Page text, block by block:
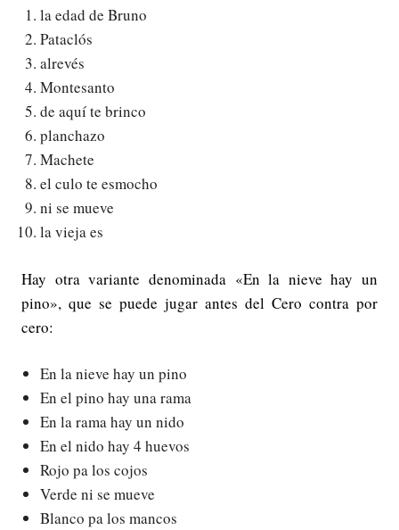
la edad de Bruno
Pataclós
alrevés
Montesanto
de aquí te brinco
planchazo
Machete
el culo te esmocho
ni se mueve
la vieja es
Hay otra variante denominada «En la nieve hay un
pino», que se puede jugar antes del Cero contra por
cero:
En la nieve hay un pino
En el pino hay una rama
En la rama hay un nido
En el nido hay 4 huevos
Rojo pa los cojos
Verde ni se mueve
Blanco pa los mancos